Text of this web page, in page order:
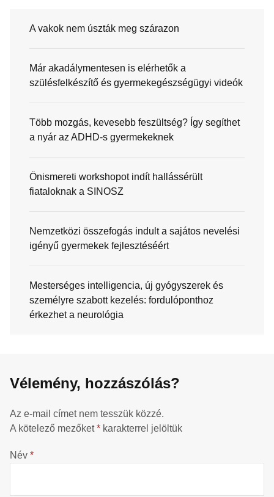
A vakok nem úszták meg szárazon
Már akadálymentesen is elérhetők a
szülésfelkészítő és gyermekegészségügyi videók
Több mozgás, kevesebb feszültség? Így segíthet
a nyár az ADHD-s gyermekeknek
Önismereti workshopot indít hallássérült
fiataloknak a SINOSZ
Nemzetközi összefogás indult a sajátos nevelési
igényű gyermekek fejlesztéséért
Mesterséges intelligencia, új gyógyszerek és
személyre szabott kezelés: fordulóponthoz
érkezhet a neurológia
Vélemény, hozzászólás?
Az e-mail címet nem tesszük közzé.
A kötelező mezőket* karakterrel jelöltük
Név *